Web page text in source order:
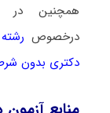
همچنین در
درخصوص
دکتری بدون